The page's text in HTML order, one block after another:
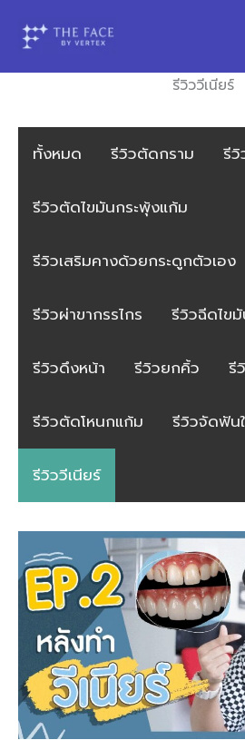
รีวิววีเนียร์
ทั้งหมด รีวิวตัดกราม รีวิ
รีวิวตัดไขมันกระพุ้งแก้ม
รีวิวเสริมคางด้วยกระดูกตัวเอง
รีวิวผ่าขากรรไกร รีวิวฉีดไข
รีวิวดึงหน้า รีวิวยกคิ้ว รี
รีวิวตัดโหนกแก้ม รีวิวจัดฟัน
รีวิววีเนียร์